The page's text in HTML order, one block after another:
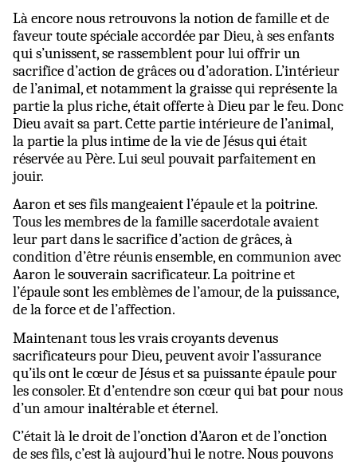
Là encore nous retrouvons la notion de famille et de
faveur toute spéciale accordée par Dieu, à ses enfants
qui s’unissent, se rassemblent pour lui offrir un
sacrifice d’action de grâces ou d’adoration. L’intérieur
de l’animal, et notamment la graisse qui représente la
partie la plus riche, était offerte à Dieu par le feu. Donc
Dieu avait sa part. Cette partie intérieure de l’animal,
la partie la plus intime de la vie de Jésus qui était
réservée au Père. Lui seul pouvait parfaitement en
jouir.
Aaron et ses fils mangeaient l’épaule et la poitrine.
Tous les membres de la famille sacerdotale avaient
leur part dans le sacrifice d’action de grâces, à
condition d’être réunis ensemble, en communion avec
Aaron le souverain sacrificateur. La poitrine et
l’épaule sont les emblèmes de l’amour, de la puissance,
de la force et de l’affection.
Maintenant tous les vrais croyants devenus
sacrificateurs pour Dieu, peuvent avoir l’assurance
qu’ils ont le cœur de Jésus et sa puissante épaule pour
les consoler. Et d’entendre son cœur qui bat pour nous
d’un amour inaltérable et éternel.
C’était là le droit de l’onction d’Aaron et de l’onction
de ses fils, c’est là aujourd’hui le notre. Nous pouvons